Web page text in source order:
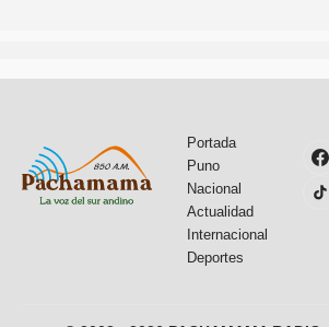
Portada
Puno
Nacional
Actualidad
Internacional
Deportes